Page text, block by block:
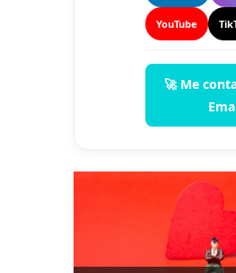
YouTube
🚀 Me